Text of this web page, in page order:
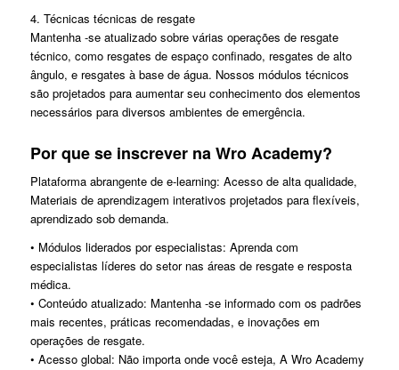
4. Técnicas técnicas de resgate
Mantenha -se atualizado sobre várias operações de resgate
técnico, como resgates de espaço confinado, resgates de alto
ângulo, e resgates à base de água. Nossos módulos técnicos
são projetados para aumentar seu conhecimento dos elementos
necessários para diversos ambientes de emergência.
Por que se inscrever na Wro Academy?
Plataforma abrangente de e-learning: Acesso de alta qualidade,
Materiais de aprendizagem interativos projetados para flexíveis,
aprendizado sob demanda.
• Módulos liderados por especialistas: Aprenda com
especialistas líderes do setor nas áreas de resgate e resposta
médica.
• Conteúdo atualizado: Mantenha -se informado com os padrões
mais recentes, práticas recomendadas, e inovações em
operações de resgate.
• Acesso global: Não importa onde você esteja, A Wro Academy